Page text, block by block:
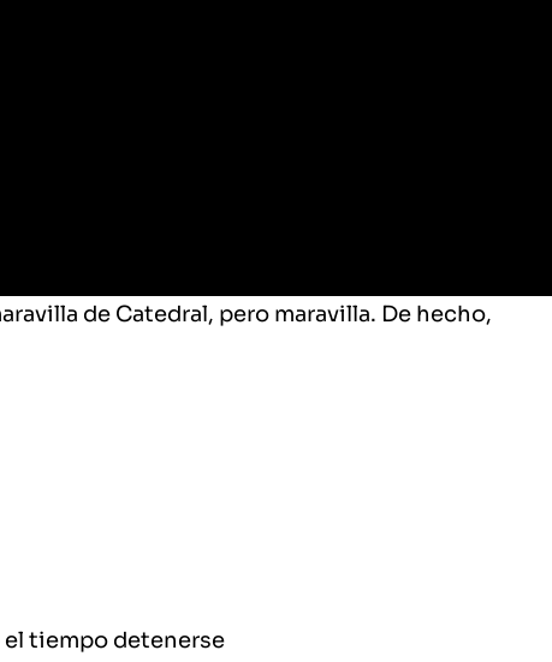
de Catedral, pero maravilla. De hecho,